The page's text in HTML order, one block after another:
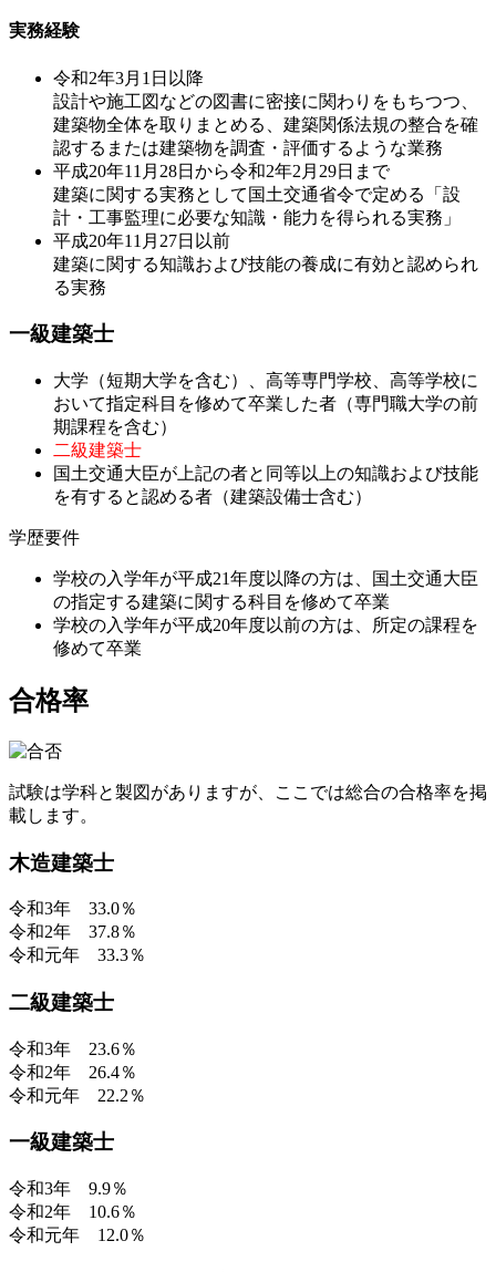
実務経験
令和2年3月1日以降
設計や施工図などの図書に密接に関わりをもちつつ、
建築物全体を取りまとめる、建築関係法規の整合を確
認するまたは建築物を調査・評価するような業務
平成20年11月28日から令和2年2月29日まで
建築に関する実務として国土交通省令で定める「設
計・工事監理に必要な知識・能力を得られる実務」
平成20年11月27日以前
建築に関する知識および技能の養成に有効と認められ
る実務
一級建築士
大学（短期大学を含む）、高等専門学校、高等学校に
おいて指定科目を修めて卒業した者（専門職大学の前
期課程を含む）
二級建築士
国土交通大臣が上記の者と同等以上の知識および技能
を有すると認める者（建築設備士含む）
学歴要件
学校の入学年が平成21年度以降の方は、国土交通大臣
の指定する建築に関する科目を修めて卒業
学校の入学年が平成20年度以前の方は、所定の課程を
修めて卒業
合格率
試験は学科と製図がありますが、ここでは総合の合格率を掲
載します。
木造建築士
令和3年 33.0％
令和2年 37.8％
令和元年 33.3％
二級建築士
令和3年 23.6％
令和2年 26.4％
令和元年 22.2％
一級建築士
令和3年 9.9％
令和2年 10.6％
令和元年 12.0％